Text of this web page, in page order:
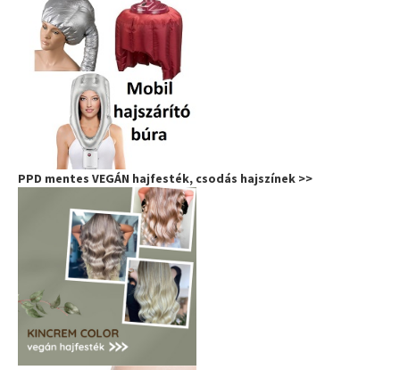
PPD mentes VEGÁN hajfesték, csodás hajszínek >>